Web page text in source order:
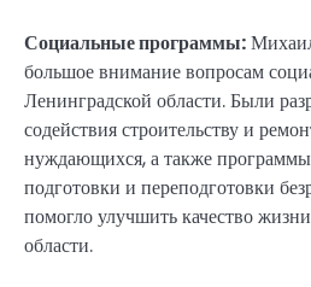
Социальные программы:
большое внимание вопросам
Ленинградской области. Были
содействия строительству и
нуждающихся, а также
подготовки и переподготовки
помогло улучшить качество
области.